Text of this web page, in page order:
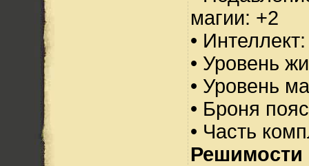
магии: +2
•
• Уровень
• Уровень
• Броня
• Часть
Решимости